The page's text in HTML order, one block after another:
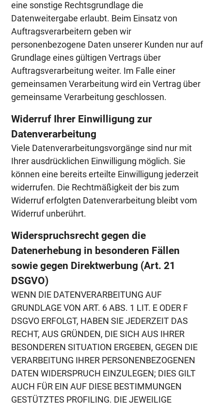
eine sonstige Rechtsgrundlage die
Datenweitergabe erlaubt. Beim Einsatz von
Auftragsverarbeitern geben wir
personenbezogene Daten unserer Kunden nur auf
Grundlage eines gültigen Vertrags über
Auftragsverarbeitung weiter. Im Falle einer
gemeinsamen Verarbeitung wird ein Vertrag über
gemeinsame Verarbeitung geschlossen.
Widerruf Ihrer Einwilligung zur
Datenverarbeitung
Viele Datenverarbeitungsvorgänge sind nur mit
Ihrer ausdrücklichen Einwilligung möglich. Sie
können eine bereits erteilte Einwilligung jederzeit
widerrufen. Die Rechtmäßigkeit der bis zum
Widerruf erfolgten Datenverarbeitung bleibt vom
Widerruf unberührt.
Widerspruchsrecht gegen die
Datenerhebung in besonderen Fällen
sowie gegen Direktwerbung (Art. 21
DSGVO)
WENN DIE DATENVERARBEITUNG AUF
GRUNDLAGE VON ART. 6 ABS. 1 LIT. E ODER F
DSGVO ERFOLGT, HABEN SIE JEDERZEIT DAS
RECHT, AUS GRÜNDEN, DIE SICH AUS IHRER
BESONDEREN SITUATION ERGEBEN, GEGEN DIE
VERARBEITUNG IHRER PERSONENBEZOGENEN
DATEN WIDERSPRUCH EINZULEGEN; DIES GILT
AUCH FÜR EIN AUF DIESE BESTIMMUNGEN
GESTÜTZTES PROFILING. DIE JEWEILIGE